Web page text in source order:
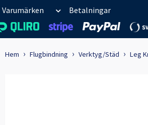
Varumärken Betalningar
Hem Flugbindning Verktyg/Städ Leg